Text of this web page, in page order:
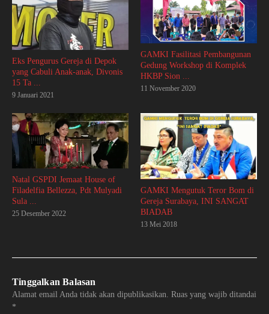
Eks Pengurus Gereja di Depok
yang Cabuli Anak-anak, Divonis
15 Ta ...
9 Januari 2021
GAMKI Fasilitasi Pembangunan
Gedung Workshop di Komplek
HKBP Sion ...
11 November 2020
Natal GSPDI Jemaat House of
Filadelfia Bellezza, Pdt Mulyadi
Sula ...
25 Desember 2022
GAMKI Mengutuk Teror Bom di
Gereja Surabaya, INI SANGAT
BIADAB
13 Mei 2018
Tinggalkan Balasan
Alamat email Anda tidak akan dipublikasikan. Ruas yang wajib ditandai
*